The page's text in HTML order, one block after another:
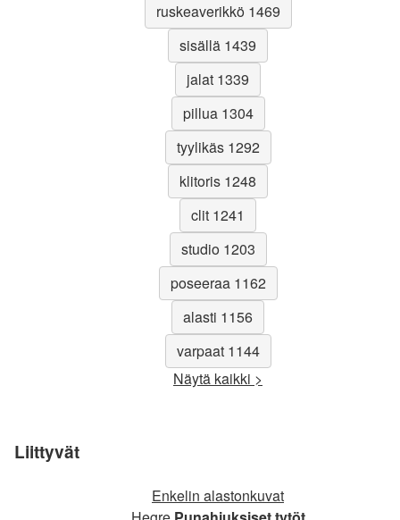
ruskeaverikkö 1469
sisällä 1439
jalat 1339
pillua 1304
tyylikäs 1292
klitoris 1248
clit 1241
studio 1203
poseeraa 1162
alasti 1156
varpaat 1144
Näytä kaikki >
Liittyvät
Enkelin alastonkuvat